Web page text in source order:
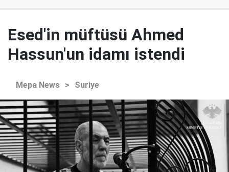
Esed'in müftüsü Ahmed
Hassun'un idamı istendi
Mepa News > Suriye